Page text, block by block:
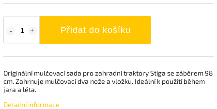
Přidat do košíku
Originální mulčovací sada pro zahradní traktory Stiga se záběrem 98
cm. Zahrnuje mulčovací dva nože a vložku. Ideální k použití během
jara a léta.
Detailní informace